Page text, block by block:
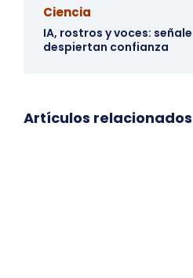
Ciencia
IA, rostros y voces:
despiertan confianza
Artículos relacionados